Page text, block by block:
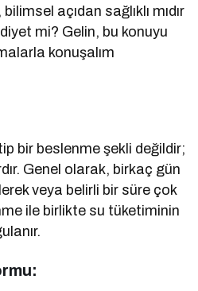
açıdan sağlıklı mıdır
mi? Gelin, bu konuyu
konuşalım
bir beslenme şekli değildir;
Genel olarak, birkaç gün
veya belirli bir süre çok
ile birlikte su tüketiminin